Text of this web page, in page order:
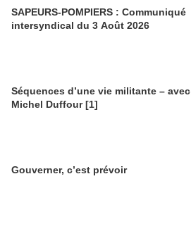
SAPEURS-POMPIERS : Communiqué
intersyndical du 3 Août 2026
Séquences d’une vie militante – avec
Michel Duffour [1]
Gouverner, c’est prévoir